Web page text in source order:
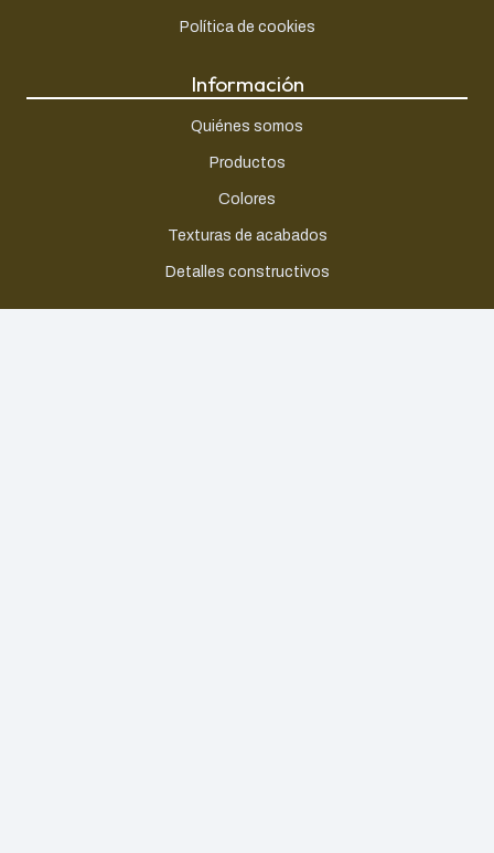
Política de cookies
Información
Quiénes somos
Productos
Colores
Texturas de acabados
Detalles constructivos